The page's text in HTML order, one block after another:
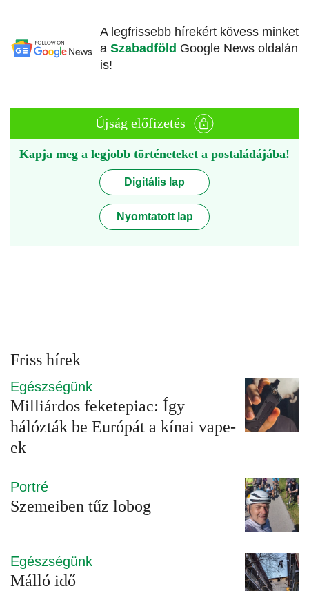
A legfrissebb hírekért kövess minket
a Szabadföld Google News oldalán
is!
Újság előfizetés
Kapja meg a legjobb történeteket a postaládájába!
Digitális lap
Nyomtatott lap
Friss hírek
Egészségünk
Milliárdos feketepiac: Így
hálózták be Európát a kínai vape-
ek
Portré
Szemeiben tűz lobog
Egészségünk
Málló idő